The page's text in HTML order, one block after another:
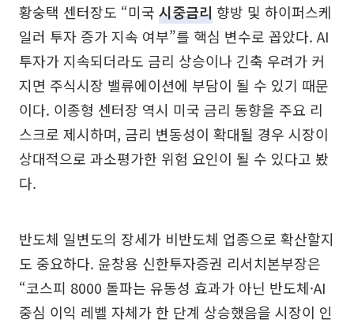
황숭택 센터장도 “미국 시중금리 향방 및 하이퍼스케
일러 투자 증가 지속 여부”를 핵심 변수로 꼽았다. AI
투자가 지속되더라도 금리 상승이나 긴축 우려가 커
지면 주식시장 밸류에이션에 부담이 될 수 있기 때문
이다. 이종형 센터장 역시 미국 금리 동향을 주요 리
스크로 제시하며, 금리 변동성이 확대될 경우 시장이
상대적으로 과소평가한 위험 요인이 될 수 있다고 봤
다.
반도체 일변도의 장세가 비반도체 업종으로 확산할지
도 중요하다. 윤창용 신한투자증권 리서치본부장은
“코스피 8000 돌파는 유동성 효과가 아닌 반도체·AI
중심 이익 레벨 자체가 한 단계 상승했음을 시장이 인